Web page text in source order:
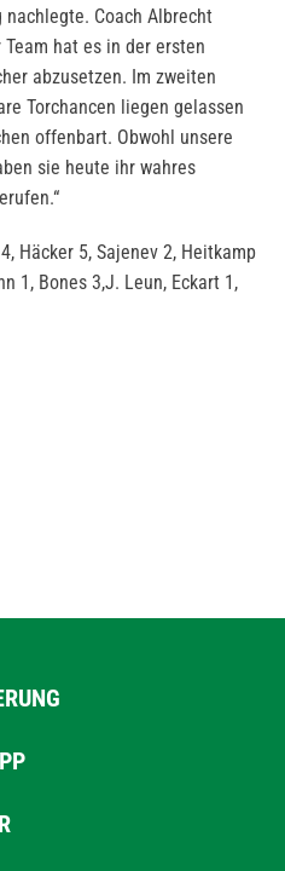
Coach Albrecht
hat es in der ersten
abzusetzen. Im zweiten
Torchancen liegen gelassen
offenbart. Obwohl unsere
sie heute ihr wahres
Häcker 5, Sajenev 2, Heitkamp
1, Bones 3,J. Leun, Eckart 1,